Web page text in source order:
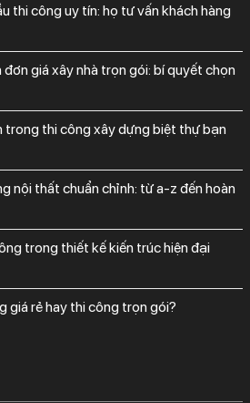
trong thiết kế kiến trúc hiện đại
giá rẻ hay thi công trọn gói?